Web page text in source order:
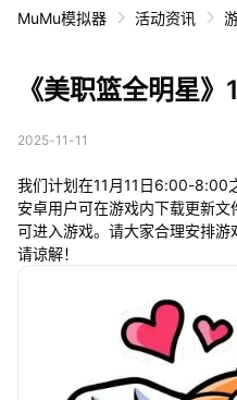
MuMu模拟器 活动资讯
《美职篮全明星》
2025-11-11
我们计划在11月11日6:00-8:00
安卓用户可在游戏内下载更新
可进入游戏。请大家合理安排
请谅解！